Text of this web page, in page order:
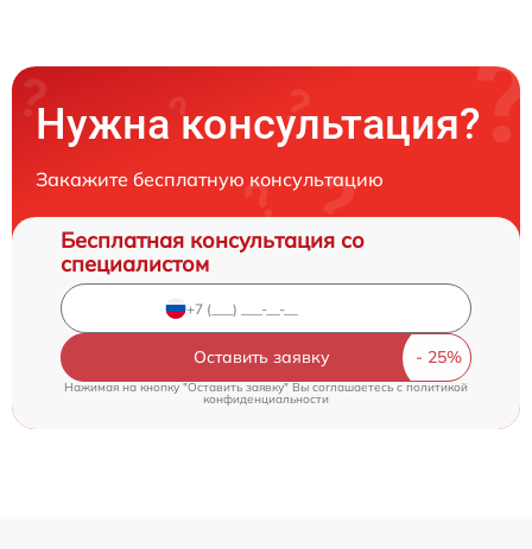
Нужна консультация?
Закажите бесплатную консультацию
Бесплатная консультация со
специалистом
Оставить заявку
Нажимая на кнопку "Оставить заявку" Вы соглашаетесь c политикой
конфиденциальности